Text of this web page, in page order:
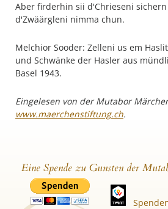
Aber firderhin sii d'Chrieseni
d'Zwäärgleni nimma chun.
Melchior Sooder: Zelleni us em
und Schwänke der Hasler aus
Basel 1943.
Eingelesen von der Mutabor
www.maerchenstiftung.ch.
Eine Spende zu Gunsten der